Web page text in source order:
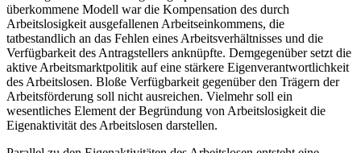
überkommene Modell war die Kompensation des durch
Arbeitslosigkeit ausgefallenen Arbeitseinkommens, die
tatbestandlich an das Fehlen eines Arbeitsverhältnisses und die
Verfügbarkeit des Antragstellers anknüpfte. Demgegenüber setzt die
aktive Arbeitsmarktpolitik auf eine stärkere Eigenverantwortlichkeit
des Arbeitslosen. Bloße Verfügbarkeit gegenüber den Trägern der
Arbeitsförderung soll nicht ausreichen. Vielmehr soll ein
wesentliches Element der Begründung von Arbeitslosigkeit die
Eigenaktivität des Arbeitslosen darstellen.